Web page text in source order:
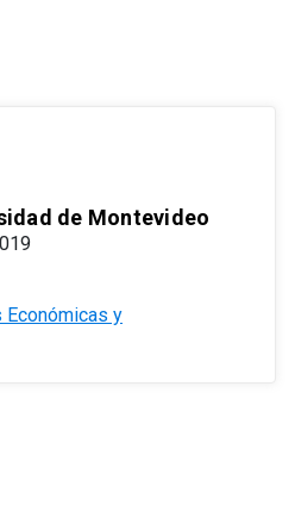
de Montevideo
Económicas y